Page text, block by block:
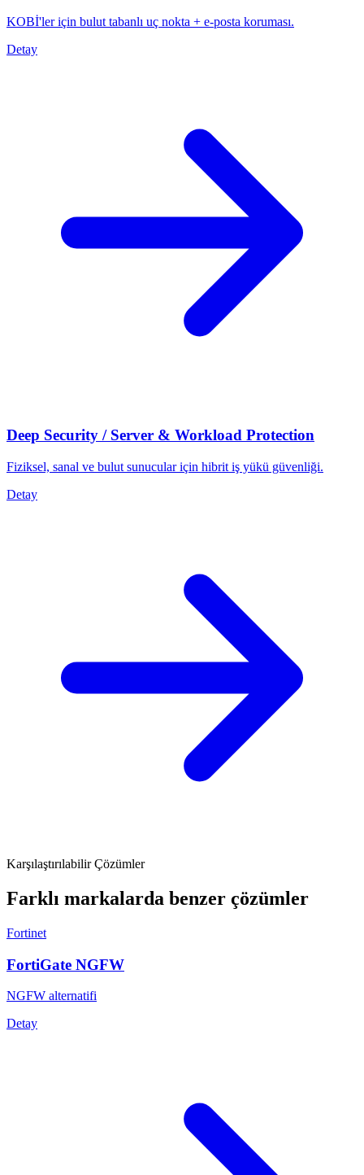
KOBİ'ler için bulut tabanlı uç nokta + e-posta koruması.
Detay
Deep Security / Server & Workload Protection
Fiziksel, sanal ve bulut sunucular için hibrit iş yükü güvenliği.
Detay
Karşılaştırılabilir Çözümler
Farklı markalarda benzer çözümler
Fortinet
FortiGate NGFW
NGFW alternatifi
Detay